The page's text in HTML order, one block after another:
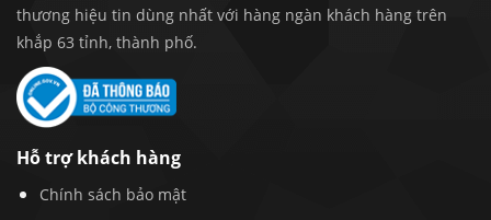
thương hiệu tin dùng nhất với hàng ngàn khách hàng trên
khắp 63 tỉnh, thành phố.
Hỗ trợ khách hàng
Chính sách bảo mật